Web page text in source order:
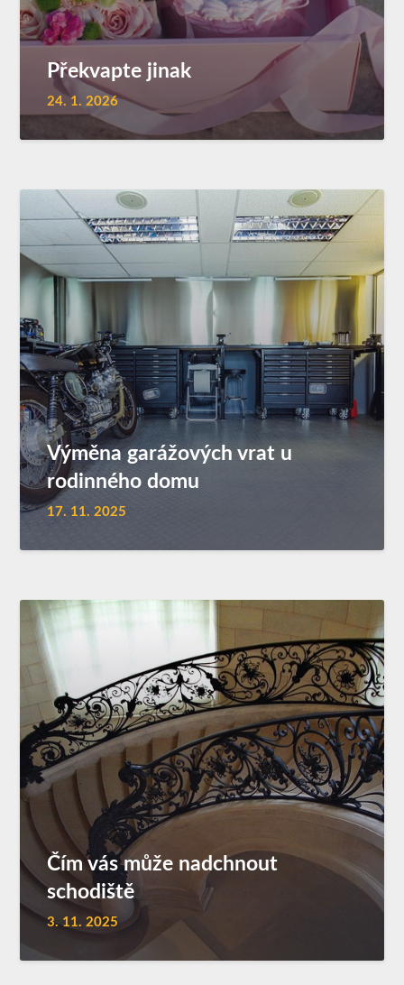
Překvapte jinak
24. 1. 2026
Výměna garážových vrat u
rodinného domu
17. 11. 2025
Čím vás může nadchnout
schodiště
3. 11. 2025